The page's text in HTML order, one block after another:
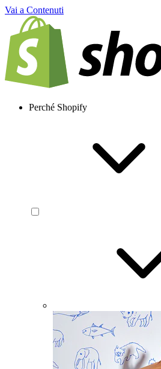
Vai a Contenuti
Perché Shopify